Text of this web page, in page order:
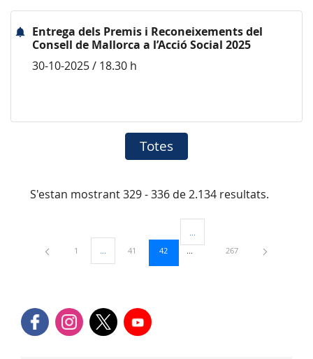
Entrega dels Premis i Reconeixements del
Consell de Mallorca a l’Acció Social 2025
30-10-2025 / 18.30 h
Totes
S'estan mostrant 329 - 336 de 2.134 resultats.
Pàgina
1 ...Pàgines intermèdies Utilitzeu TAB per navegar.
Pàgina
41 Pàgina
42
Pàgines intermèdies Utilitzeu
Pàgina
267